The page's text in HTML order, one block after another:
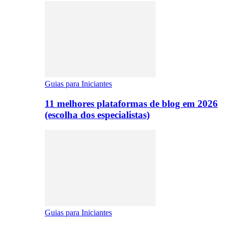
Guias para Iniciantes
11 melhores plataformas de blog em 2026
(escolha dos especialistas)
Guias para Iniciantes